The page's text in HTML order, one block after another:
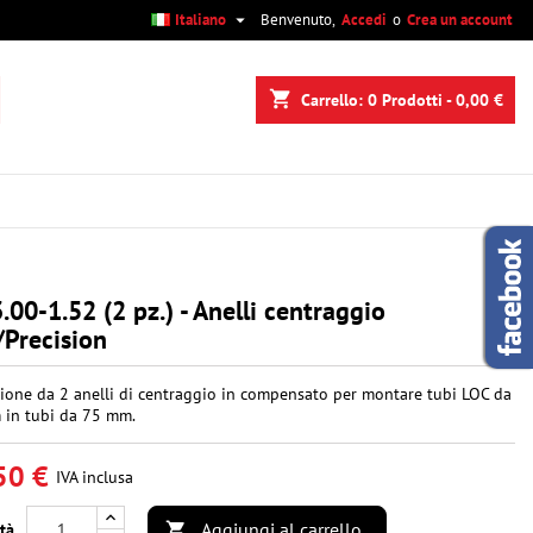
Benvenuto, Accedi o Crea un account
Italiano 
shopping_cart Carrello: 0 Prodotti - 0,00 €
1.52 (2 pz.) - Anelli centraggio
Precision
da 2 anelli di centraggio in compensato per montare tubi LOC da
in tubi da 75 mm.
€ IVA inclusa